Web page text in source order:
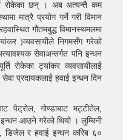
रोकेका छन् । अब अत्यन्तै कम
मात्रै प्रयोग गर्ने गरी विमान
गौतमबुद्ध विमानस्थमलमा
)व्यवसायीले निगमसँग गरेको
सेवाअन्तर्गत पनि इन्धन
रोकेका ट्यांकर व्यवसायीलाई
सेवा प्रदायकलाई हवाई इन्धन दिन
पेट्रोल, गोण्डाबाट मट्टीतेल,
आउने गरेको थियो । लुम्बिनी
डिजेल र हवाई इन्धन करिब ६०